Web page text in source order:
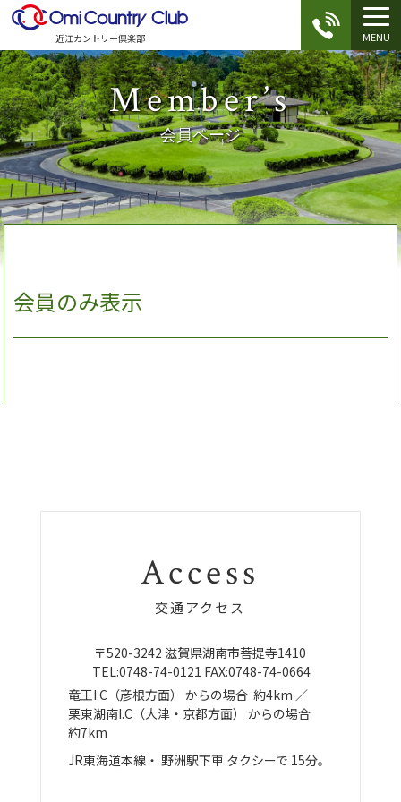
近江カントリー倶楽部 MENU
Member’s
会員ページ
会員のみ表示
Access
交通アクセス
〒520-3242 滋賀県湖南市菩提寺1410
TEL:0748-74-0121 FAX:0748-74-0664
竜王I.C（彦根方面） からの場合 約4km ／
栗東湖南I.C（大津・京都方面）
からの場合
約7km
JR東海道本線・ 野洲駅下車 タクシーで 15分。